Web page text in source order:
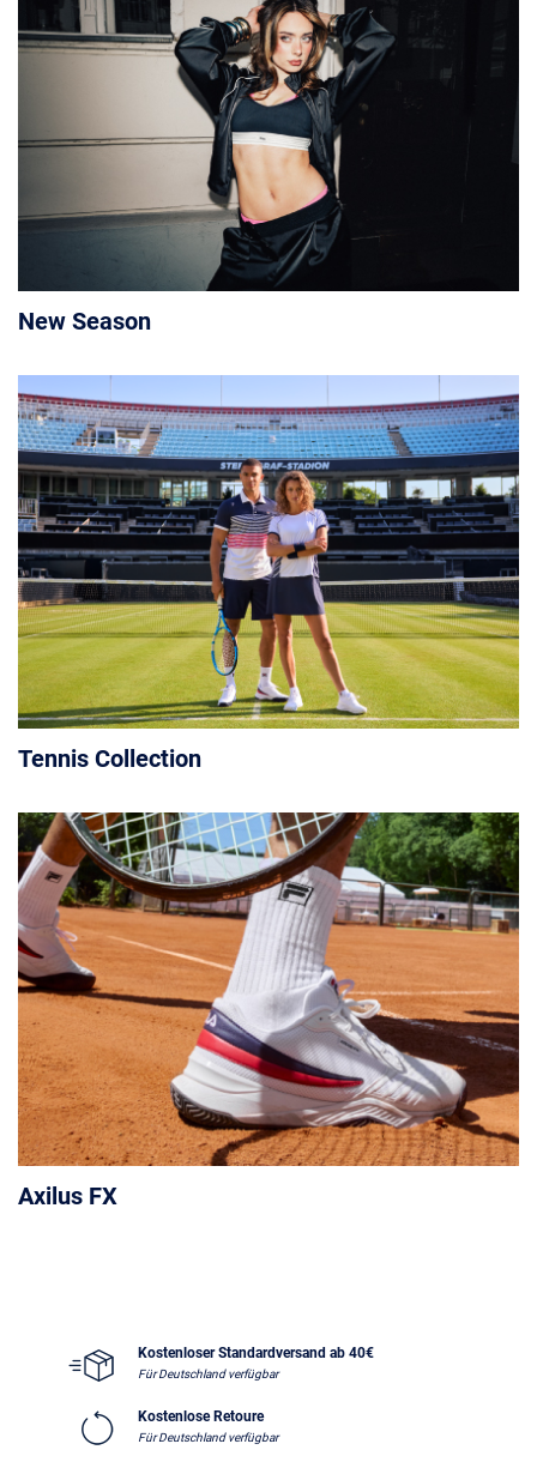
New Season
Tennis Collection
Axilus FX
Kostenloser Standardversand ab 40€
Für Deutschland verfügbar
Kostenlose Retoure
Für Deutschland verfügbar